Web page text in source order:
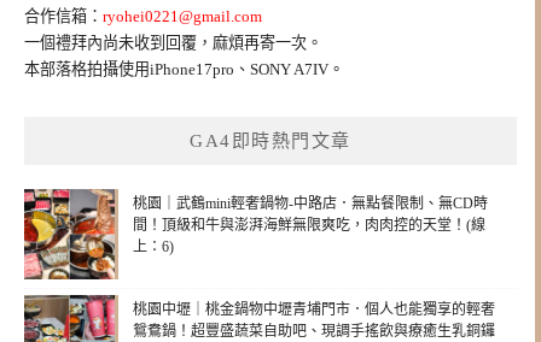
合作信箱： ryohei0221@gmail.com
一個禮拜內尚未收到回覆，麻煩再寄一次。
本部落格拍攝使用iPhone17pro、SONY A7IV。
GA4即時熱門文章
桃園｜武鶴mini輕奢鍋物-中路店．無點餐限制、無CD時
間！頂級和牛與澎湃海鮮無限爽吃，肉肉控的天堂！(線
上：6)
桃園中壢｜桃金鍋物中壢青埔門市．個人也能獨享的輕奢
鴛鴦鍋！超豐盛蔬菜自助吧、現調手搖飲與療癒生乳銅鑼